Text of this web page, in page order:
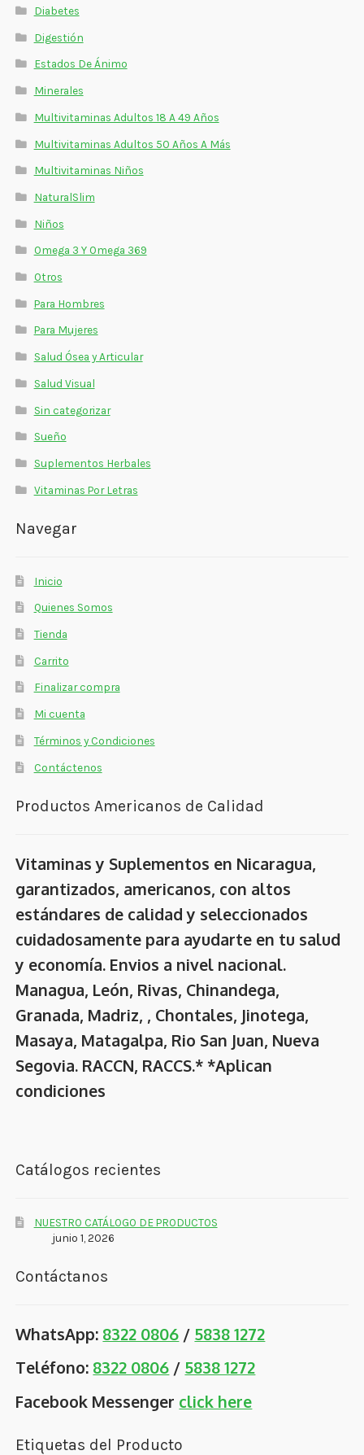
Diabetes
Digestión
Estados De Ánimo
Minerales
Multivitaminas Adultos 18 A 49 Años
Multivitaminas Adultos 50 Años A Más
Multivitaminas Niños
NaturalSlim
Niños
Omega 3 Y Omega 369
Otros
Para Hombres
Para Mujeres
Salud Ósea y Articular
Salud Visual
Sin categorizar
Sueño
Suplementos Herbales
Vitaminas Por Letras
Navegar
Inicio
Quienes Somos
Tienda
Carrito
Finalizar compra
Mi cuenta
Términos y Condiciones
Contáctenos
Productos Americanos de Calidad
Vitaminas y Suplementos en Nicaragua,
garantizados, americanos, con altos
estándares de calidad y seleccionados
cuidadosamente para ayudarte en tu salud
y economía. Envios a nivel nacional.
Managua, León, Rivas, Chinandega,
Granada, Madriz, , Chontales, Jinotega,
Masaya, Matagalpa, Rio San Juan, Nueva
Segovia. RACCN, RACCS.* *Aplican
condiciones
Catálogos recientes
NUESTRO CATÁLOGO DE PRODUCTOS
junio 1, 2026
Contáctanos
WhatsApp: 8322 0806 / 5838 1272
Teléfono: 8322 0806 / 5838 1272
Facebook Messenger click here
Etiquetas del Producto